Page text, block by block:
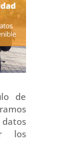
de
los